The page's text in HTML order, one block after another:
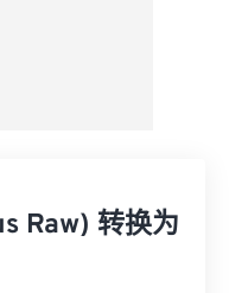
Raw) 转换为